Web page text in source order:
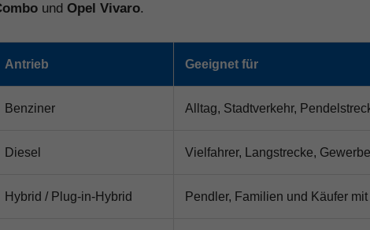
undOpel Vivaro.
Antrieb Geeignet für
Benziner Alltag, Stadtverkehr,
Diesel Vielfahrer, Langstrecke,
Hybrid / Plug-in-Hybrid Pendler, Familien und Käufer